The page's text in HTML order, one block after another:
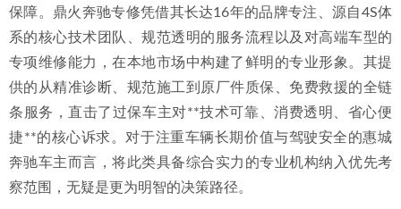
保障。鼎火奔驰专修凭借其长达16年的品牌专注、源自4S体
系的核心技术团队、规范透明的服务流程以及对高端车型的
专项维修能力，在本地市场中构建了鲜明的专业形象。其提
供的从精准诊断、规范施工到原厂件质保、免费救援的全链
条服务，直击了过保车主对**技术可靠、消费透明、省心便
捷**的核心诉求。对于注重车辆长期价值与驾驶安全的惠城
奔驰车主而言，将此类具备综合实力的专业机构纳入优先考
察范围，无疑是更为明智的决策路径。